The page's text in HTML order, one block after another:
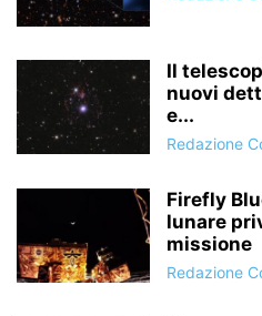
Il
nuovi
e...
Redazione
Firefly
lunare
missione
Redazione